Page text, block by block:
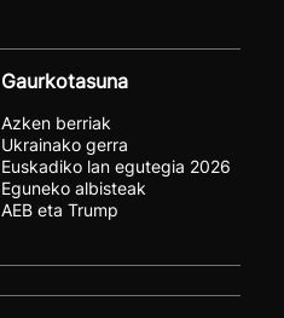
Gaurkotasuna
Azken berriak
Ukrainako gerra
Euskadiko lan egutegia 2026
Eguneko albisteak
AEB eta Trump